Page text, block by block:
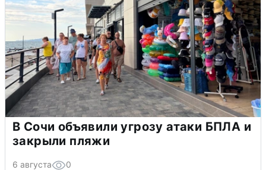
В Сочи объявили угрозу атаки БПЛА и
закрыли пляжи
6 августа 0